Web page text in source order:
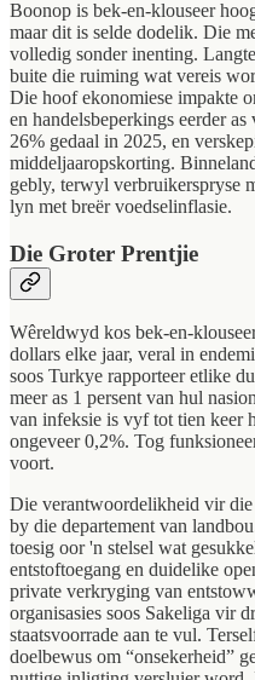
Boonop is bek-en-klouseer
maar dit is selde dodelik. Die
volledig sonder inenting.
buite die ruiming wat vereis
Die hoof ekonomiese impakte
en handelsbeperkings eerder
26% gedaal in 2025, en
middeljaaropskorting.
gebly, terwyl verbruikerspryse
lyn met breër voedselinflasie.
Die Groter Prentjie
Wêreldwyd kos bek-en-
dollars elke jaar, veral in
soos Turkye rapporteer etlike
meer as 1 persent van hul
van infeksie is vyf tot tien keer
ongeveer 0,2%. Tog
voort.
Die verantwoordelikheid vir
by die departement van
toesig oor 'n stelsel wat
entstoftoegang en duidelike
private verkryging van
organisasies soos Sakeliga vir
staatsvoorrade aan te vul.
doelbewus om “onsekerheid”